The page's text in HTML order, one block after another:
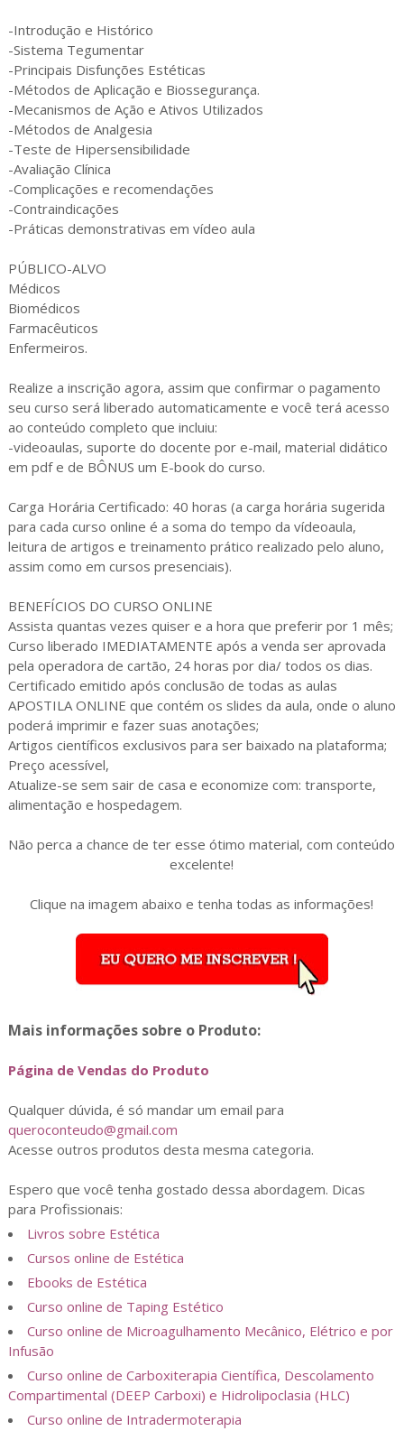
-Introdução e Histórico
-Sistema Tegumentar
-Principais Disfunções Estéticas
-Métodos de Aplicação e Biossegurança.
-Mecanismos de Ação e Ativos Utilizados
-Métodos de Analgesia
-Teste de Hipersensibilidade
-Avaliação Clínica
-Complicações e recomendações
-Contraindicações
-Práticas demonstrativas em vídeo aula
PÚBLICO-ALVO
Médicos
Biomédicos
Farmacêuticos
Enfermeiros.
Realize a inscrição agora, assim que confirmar o pagamento
seu curso será liberado automaticamente e você terá acesso
ao conteúdo completo que incluiu:
-videoaulas, suporte do docente por e-mail, material didático
em pdf e de BÔNUS um E-book do curso.
Carga Horária Certificado: 40 horas (a carga horária sugerida
para cada curso online é a soma do tempo da vídeoaula,
leitura de artigos e treinamento prático realizado pelo aluno,
assim como em cursos presenciais).
BENEFÍCIOS DO CURSO ONLINE
Assista quantas vezes quiser e a hora que preferir por 1 mês;
Curso liberado IMEDIATAMENTE após a venda ser aprovada
pela operadora de cartão, 24 horas por dia/ todos os dias.
Certificado emitido após conclusão de todas as aulas
APOSTILA ONLINE que contém os slides da aula, onde o aluno
poderá imprimir e fazer suas anotações;
Artigos científicos exclusivos para ser baixado na plataforma;
Preço acessível,
Atualize-se sem sair de casa e economize com: transporte,
alimentação e hospedagem.
Não perca a chance de ter esse ótimo material, com conteúdo
excelente!
Clique na imagem abaixo e tenha todas as informações!
Mais informações sobre o Produto:
Página de Vendas do Produto
Qualquer dúvida, é só mandar um email para
queroconteudo@gmail.com
Acesse outros produtos desta mesma categoria.
Espero que você tenha gostado dessa abordagem. Dicas
para Profissionais:
Livros sobre Estética
Cursos online de Estética
Ebooks de Estética
Curso online de Taping Estético
Curso online de Microagulhamento Mecânico, Elétrico e por
Infusão
Curso online de Carboxiterapia Científica, Descolamento
Compartimental (DEEP Carboxi) e Hidrolipoclasia (HLC)
Curso online de Intradermoterapia